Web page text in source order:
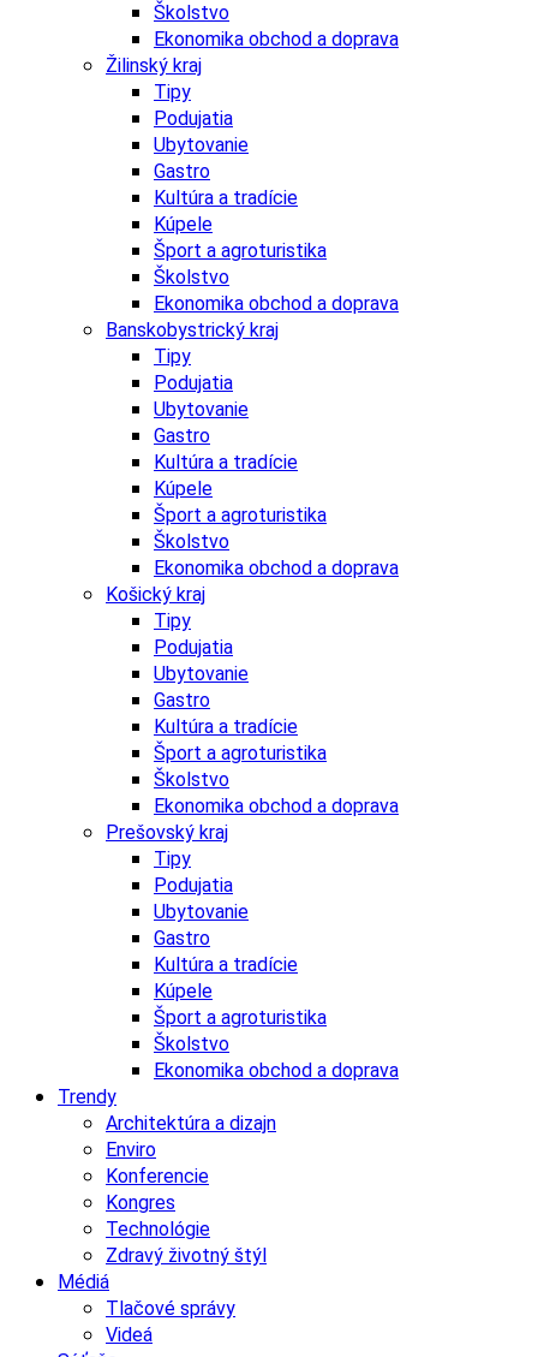
Školstvo
Ekonomika obchod a doprava
Žilinský kraj
Tipy
Podujatia
Ubytovanie
Gastro
Kultúra a tradície
Kúpele
Šport a agroturistika
Školstvo
Ekonomika obchod a doprava
Banskobystrický kraj
Tipy
Podujatia
Ubytovanie
Gastro
Kultúra a tradície
Kúpele
Šport a agroturistika
Školstvo
Ekonomika obchod a doprava
Košický kraj
Tipy
Podujatia
Ubytovanie
Gastro
Kultúra a tradície
Šport a agroturistika
Školstvo
Ekonomika obchod a doprava
Prešovský kraj
Tipy
Podujatia
Ubytovanie
Gastro
Kultúra a tradície
Kúpele
Šport a agroturistika
Školstvo
Ekonomika obchod a doprava
Trendy
Architektúra a dizajn
Enviro
Konferencie
Kongres
Technológie
Zdravý životný štýl
Médiá
Tlačové správy
Videá